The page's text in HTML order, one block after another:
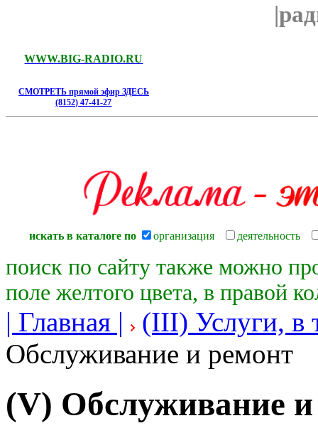
WWW.BIG-RADIO.RU
СМОТРЕТЬ прямой эфир ЗДЕСЬ
(8152) 47-41-27
искать в каталоге по организация деятельность
поиск по сайту также можно
поле желтого цвета, в правой
| Главная |
(III) Услуги, в
Обслуживание и ремонт
(V) Обслуживание